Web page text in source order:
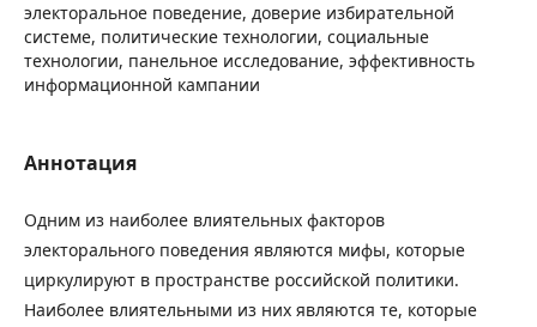
электоральное поведение, доверие избирательной
системе, политические технологии, социальные
технологии, панельное исследование, эффективность
информационной кампании
Аннотация
Одним из наиболее влиятельных факторов
электорального поведения являются мифы, которые
циркулируют в пространстве российской политики.
Наиболее влиятельными из них являются те, которые